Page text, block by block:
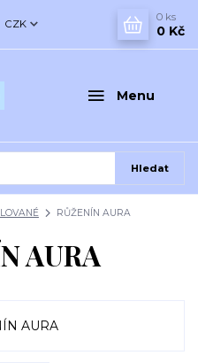
Menu
CZK
Hledat
0 ks
0 Kč
RŮŽENÍN AURA
AURA